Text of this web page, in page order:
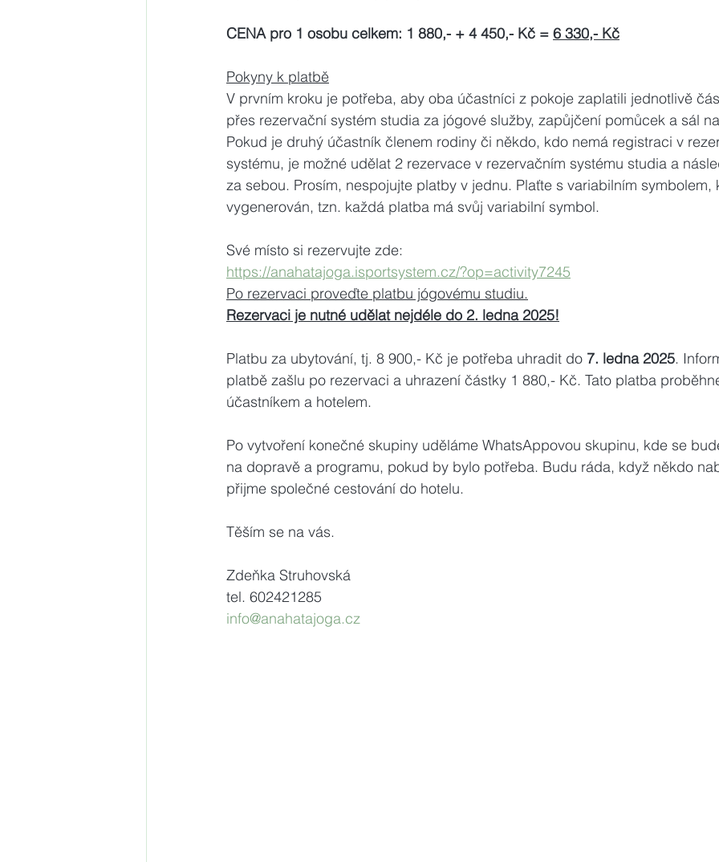
CENA pro 1 osobu celkem: 1 880,- + 4 450,- Kč = 6 330,- Kč
Pokyny k platbě
V prvním kroku je potřeba, aby oba účastníci z pokoje zaplatili jednotlivě
přes rezervační systém studia za jógové služby, zapůjčení pomůcek a sál
Pokud je druhý účastník členem rodiny či někdo, kdo nemá registraci v
systému, je možné udělat 2 rezervace v rezervačním systému studia a
za sebou. Prosím, nespojujte platby v jednu. Plaťte s variabilním
vygenerován, tzn. každá platba má svůj variabilní symbol.
Své místo si rezervujte zde:
https://anahatajoga.isportsystem.cz/?op=activity7245
Po rezervaci proveďte platbu jógovému studiu.
Rezervaci je nutné udělat nejdéle do 2. ledna 2025!
Platbu za ubytování, tj. 8 900,- Kč je potřeba uhradit do 7. ledna 2025.
platbě zašlu po rezervaci a uhrazení částky 1 880,- Kč. Tato platba
účastníkem a hotelem.
Po vytvoření konečné skupiny uděláme WhatsAppovou skupinu, kde se
na dopravě a programu, pokud by bylo potřeba. Budu ráda, když někdo
přijme společné cestování do hotelu.
Těším se na vás.
Zdeňka Struhovská
tel. 602421285
info@anahatajoga.cz